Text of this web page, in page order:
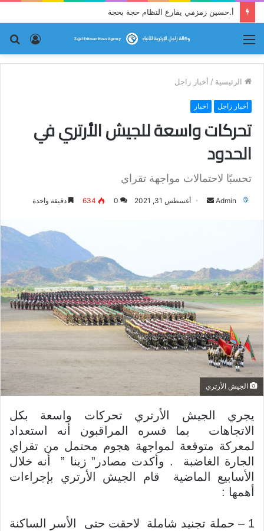
أ.حسين زمزمي يقارع النظام حجة بحجة
تسجيل
الدخول
الرئيسية / أخبار زاجل
أخبار زاجل اخبار
تحركات واسعة للجيش الأرتري في
الحدود
تحسبًا لاحتمالات مواجهة تقراي
Admin
ر
ي
د
ا
إ
ل
ن
أغسطس 31, 2021 0
634 دقيقة واحدة
الجيش الأرتري
يجري الجيش الأرتري تحركات واسعة بكل
الاتجاهات بما فسره المراقبون أنه استعداد
لمعركة متوقعة لمواجهة هجوم محتمل من تقراي
الجارة الغاضبة . وأكدت مصادر” زينا ” أنه خلال
الأسابيع الماضية قام الجيش الأرتري بإجراءات
أهمها :
1 – حملة تجنيد شاملة لاحقت حتى الأسر الساكنة